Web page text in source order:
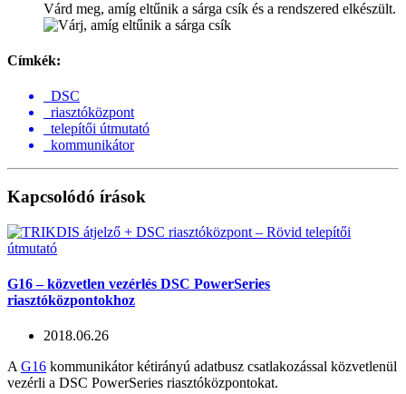
Várd meg, amíg eltűnik a sárga csík és a rendszered elkészült.
Címkék:
DSC
riasztóközpont
telepítői útmutató
kommunikátor
Kapcsolódó írások
G16 – közvetlen vezérlés DSC PowerSeries
riasztóközpontokhoz
2018.06.26
A G16 kommunikátor kétirányú adatbusz csatlakozással közvetlenül
vezérli a DSC PowerSeries riasztóközpontokat.